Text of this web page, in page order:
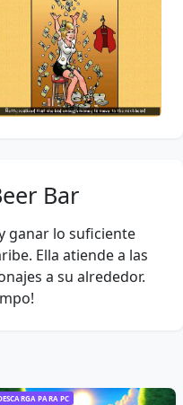
Bar
ganar lo suficiente
Ella atiende a las
a su alrededor.
PARA PC